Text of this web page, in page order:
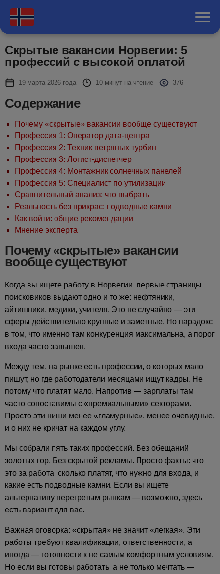
Скрытые вакансии Норвегии: 5
профессий с высокой оплатой
19 марта 2026 года 10 минут на чтение 376
Содержание
Почему «скрытые» вакансии вообще существуют
Профессия 1: Оператор дата-центра
Профессия 2: Техник ветряных турбин
Профессия 3: Логист-диспетчер
Профессия 4: Монтажник солнечных панелей
Профессия 5: Специалист по утилизации
Сравнительный анализ: что выбрать
Реальность без прикрас: подводные камни
Как войти: общие рекомендации
Мнение эксперта
Почему «скрытые» вакансии
вообще существуют
Когда вы ищете работу в Норвегии, первые страницы
поисковиков выдают одно и то же: нефтяники,
айтишники, медики, учителя. Это не случайно — эти
сферы действительно крупные и заметные. Но парадокс
в том, что именно там конкуренция максимальна, а порог
входа часто завышен.
Между тем, на рынке есть профессии, о которых мало
пишут, но где работодатели месяцами ищут кадры. Не
потому что платят мало. Напротив — зарплаты там
часто сопоставимы с «премиальными» секторами.
Просто эти ниши менее «гламурные», менее очевидные,
и о них не кричат на каждом углу.
Мы собрали пять таких профессий. Без обещаний
золотых гор. Без скрытой рекламы. Просто факты: что
это за работа, сколько платят, что нужно для входа, и
какие есть подводные камни. Если вы ищете
альтернативу перегретым рынкам — возможно, здесь
есть вариант для вас.
Важная оговорка: «скрытая» не значит «легкая». Эти
работы требуют квалификации, ответственности, а
иногда — готовности к не самым комфортным условиям.
Но если вы готовы работать, а не только мечтать —